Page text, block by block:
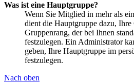
Was ist eine Hauptgruppe?
Wenn Sie Mitglied in mehr als
dient die Hauptgruppe dazu,
Gruppenrang, der bei Ihnen
festzulegen. Ein Administrator
geben, Ihre Hauptgruppe im
festzulegen.
Nach oben